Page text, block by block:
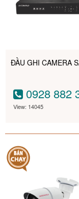
ĐẦU GHI CAMERA
0928 882
View: 14045